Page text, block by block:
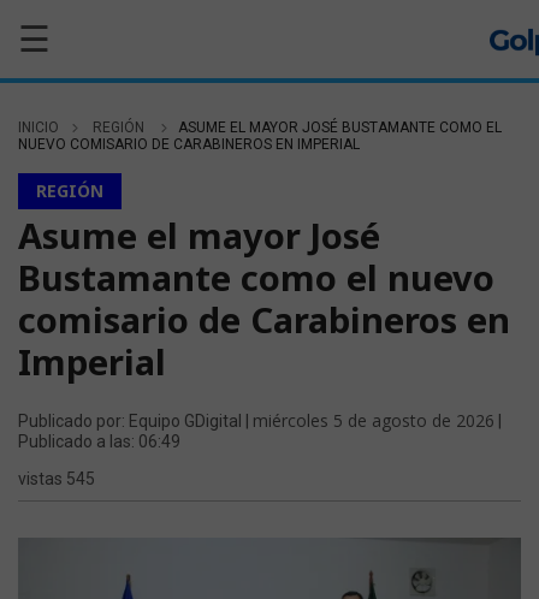
☰
INICIO REGIÓN
ASUME EL MAYOR JOSÉ BUSTAMANTE COMO EL
NUEVO COMISARIO DE CARABINEROS EN IMPERIAL
REGIÓN
Asume el mayor José
Bustamante como el nuevo
comisario de Carabineros en
Imperial
Publicado por: Equipo GDigital | miércoles 5 de agosto de 2026
Publicado a las: 06:49
vistas 545